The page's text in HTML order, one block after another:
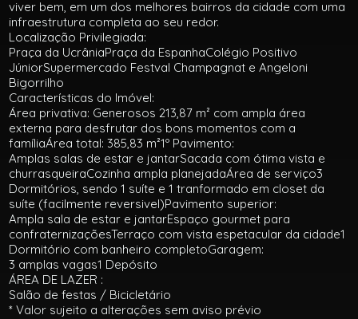
viver bem, em um dos melhores bairros da cidade com uma
infraestrutura completa ao seu redor.
Localização Privilegiada:
Praça da UcrâniaPraça da EspanhaColégio Positivo
JúniorSupermercado Festval Champagnat e Angeloni
Bigorrilho
Características do Imóvel:
Área privativa: Generosos 213,87 m² com ampla área
externa para desfrutar dos bons momentos com a
famíliaÁrea total: 385,83 m²1º Pavimento:
Amplas salas de estar e jantarSacada com ótima vista e
churrasqueiraCozinha ampla planejadaÁrea de serviço3
Dormitórios, sendo 1 suíte e 1 tranformado em closet da
suíte (facilmente reversivel)Pavimento superior:
Ampla sala de estar e jantarEspaço gourmet para
confraternizaçõesTerraço com vista espetacular da cidade1
Dormitório com banheiro completoGaragem:
3 amplas vagas1 Depósito
ÁREA DE LAZER :
Salão de festas / Bicicletário
* Valor sujeito a alterações sem aviso prévio